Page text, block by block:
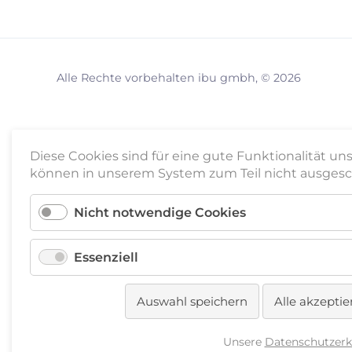
Alle Rechte vorbehalten ibu gmbh, © 2026
Diese Cookies sind für eine gute Funktionalität
können in unserem System zum Teil nicht
Nicht notwendige Cookies
Essenziell
Auswahl speichern Alle
Unsere